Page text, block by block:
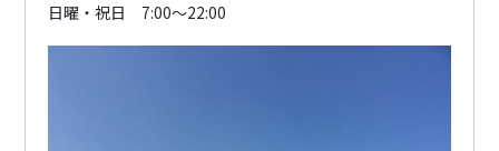
日曜・祝日 7:00～22:00